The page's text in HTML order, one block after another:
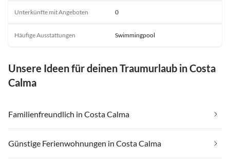
Unterkünfte mit Angeboten 0
Häufige Ausstattungen Swimmingpool
Unsere Ideen für deinen Traumurlaub in Costa
Calma
Familienfreundlich in Costa Calma
Günstige Ferienwohnungen in Costa Calma